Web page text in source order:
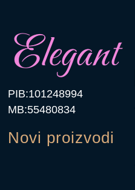
PIB:101248994
MB:55480834
Novi proizvodi